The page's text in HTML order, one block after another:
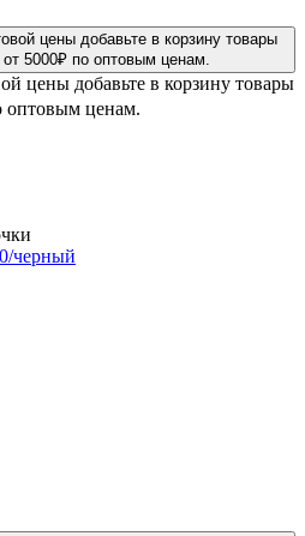
цены добавьте в корзину товары
оптовым ценам.
черный